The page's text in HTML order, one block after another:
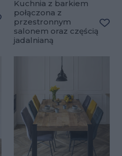
Dodaj do ulubionych
Kuchnia z barkiem
połączona z
przestronnym
salonem oraz częścią
jadalnianą